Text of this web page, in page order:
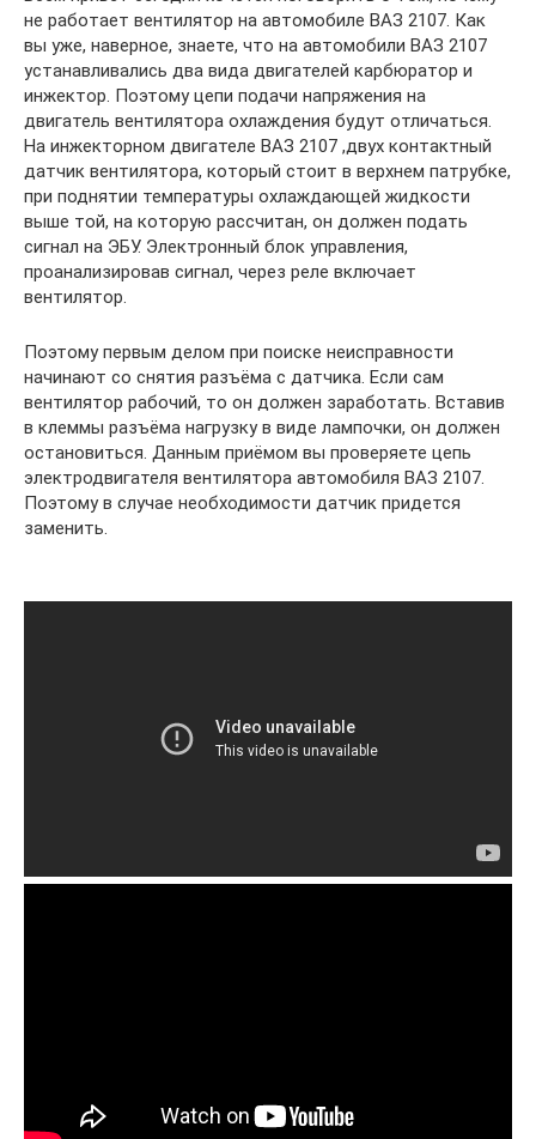
не работает вентилятор на автомобиле ВАЗ 2107. Как
вы уже, наверное, знаете, что на автомобили ВАЗ 2107
устанавливались два вида двигателей карбюратор и
инжектор. Поэтому цепи подачи напряжения на
двигатель вентилятора охлаждения будут отличаться.
На инжекторном двигателе ВАЗ 2107 ,двух контактный
датчик вентилятора, который стоит в верхнем патрубке,
при поднятии температуры охлаждающей жидкости
выше той, на которую рассчитан, он должен подать
сигнал на ЭБУ. Электронный блок управления,
проанализировав сигнал, через реле включает
вентилятор.
Поэтому первым делом при поиске неисправности
начинают со снятия разъёма с датчика. Если сам
вентилятор рабочий, то он должен заработать. Вставив
в клеммы разъёма нагрузку в виде лампочки, он должен
остановиться. Данным приёмом вы проверяете цепь
электродвигателя вентилятора автомобиля ВАЗ 2107.
Поэтому в случае необходимости датчик придется
заменить.